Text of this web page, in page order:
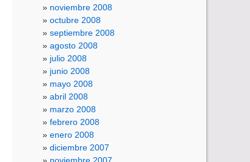
noviembre 2008
octubre 2008
septiembre 2008
agosto 2008
julio 2008
junio 2008
mayo 2008
abril 2008
marzo 2008
febrero 2008
enero 2008
diciembre 2007
noviembre 2007